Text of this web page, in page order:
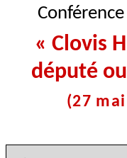
« Clovis
député
(27 mai